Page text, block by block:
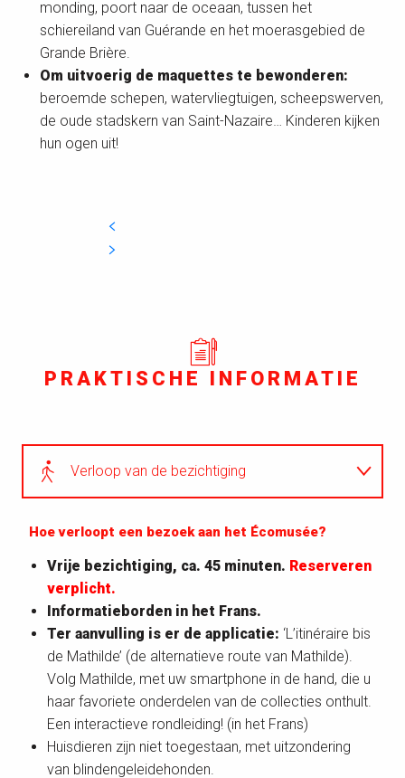
monding, poort naar de oceaan, tussen het
schiereiland van Guérande en het moerasgebied de
Grande Brière.
Om uitvoerig de maquettes te bewonderen:
beroemde schepen, watervliegtuigen, scheepswerven,
de oude stadskern van Saint-Nazaire… Kinderen kijken
hun ogen uit!
PRAKTISCHE INFORMATIE
Verloop van de bezichtiging
Tarieven
Kalender
Routebeschrijving
Toegankelijkheid
Hoe verloopt een bezoek aan het Écomusée?
Vrije bezichtiging, ca. 45 minuten. Reserveren
verplicht.
Informatieborden in het Frans.
Ter aanvulling is er de applicatie: ‘L’itinéraire bis
de Mathilde’ (de alternatieve route van Mathilde).
Volg Mathilde, met uw smartphone in de hand, die u
haar favoriete onderdelen van de collecties onthult.
Een interactieve rondleiding! (in het Frans)
Huisdieren zijn niet toegestaan, met uitzondering
van blindengeleidehonden.